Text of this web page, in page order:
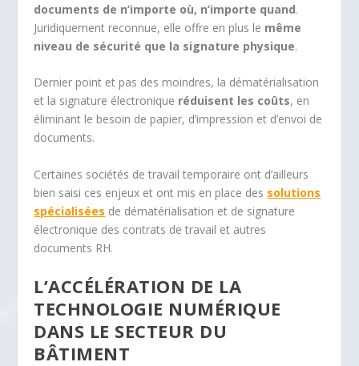
documents de n’importe où, n’importe quand.
Juridiquement reconnue, elle offre en plus le même
niveau de sécurité que la signature physique.
Dernier point et pas des moindres, la dématérialisation
et la signature électronique réduisent les coûts, en
éliminant le besoin de papier, d’impression et d’envoi de
documents.
Certaines sociétés de travail temporaire ont d’ailleurs
bien saisi ces enjeux et ont mis en place des solutions
spécialisées de dématérialisation et de signature
électronique des contrats de travail et autres
documents RH.
L’ACCÉLÉRATION DE LA
TECHNOLOGIE NUMÉRIQUE
DANS LE SECTEUR DU
BÂTIMENT